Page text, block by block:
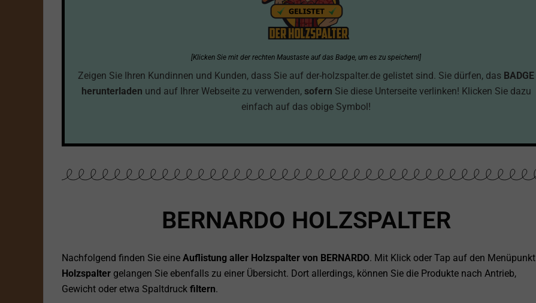
[Klicken Sie mit der rechten Maustaste auf das Badge, um es zu speichern!]
Zeigen Sie Ihren Kundinnen und Kunden, dass Sie auf der-holzspalter.de gelistet sind. Sie dürfen, das BADGE
herunterladen und auf Ihrer Webseite zu verwenden, sofern Sie diese Unterseite verlinken! Klicken Sie dazu
einfach auf das obige Symbol!
BERNARDO HOLZSPALTER
Nachfolgend finden Sie eine Auflistung aller Holzspalter von BERNARDO. Mit Klick oder Tap auf den Menüpunkt
Holzspalter gelangen Sie ebenfalls zu einer Übersicht. Dort allerdings, können Sie die Produkte nach Antrieb,
Gewicht oder etwa Spaltdruck filtern.